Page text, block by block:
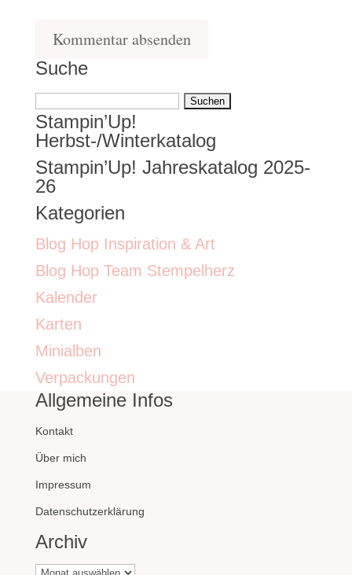
Suche
Suchen
nach:
Stampin’Up!
Herbst-/Winterkatalog
Stampin’Up! Jahreskatalog 2025-
26
Kategorien
Blog Hop Inspiration & Art
Blog Hop Team Stempelherz
Kalender
Karten
Minialben
Verpackungen
Allgemeine Infos
Kontakt
Über mich
Impressum
Datenschutzerklärung
Archiv
Archiv